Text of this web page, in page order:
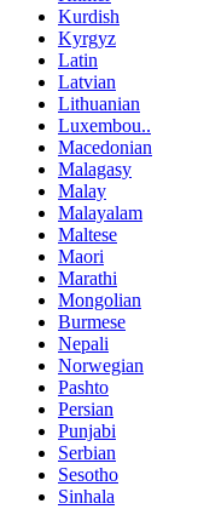
Kurdish
Kyrgyz
Latin
Latvian
Lithuanian
Luxembou..
Macedonian
Malagasy
Malay
Malayalam
Maltese
Maori
Marathi
Mongolian
Burmese
Nepali
Norwegian
Pashto
Persian
Punjabi
Serbian
Sesotho
Sinhala